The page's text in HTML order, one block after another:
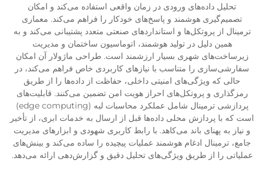
تحلیل داده‌های ورودی در زمان واقعی استفاده می‌کند و امکان
تصمیم‌گیری هوشمند و پاسخ‌های خودکار را فراهم می‌کند. معماری
ترمینال از پروتکل‌ها و استانداردهای صنعتی متعدد پشتیبانی می‌کند و به
همین دلیل در تولید هوشمند، اتوماسیون ساختمان و مدیریت
زیرساخت‌های شهری بسیار ارزشمند است. طراحی ماژولار آن امکان
سفارشی‌سازی را متناسب با نیازهای کاربردی خاص فراهم می‌کند، در
حالی که ویژگی‌های امنیتی داخلی، حفاظت از داده‌ها را از طریق
رمزگذاری و پروتکل‌های احراز هویت امن تضمین می‌کنند. قابلیت‌های
پردازشی ترمینال شامل عملکرد محاسبات لبه (edge computing)
است که با پردازش محلی داده‌ها قبل از ارسال به خدمات ابری، از تأخیر
و نیاز به پهنای باند می‌کاهد. با رابط کاربری شهودی و ابزارهای مدیریت
جامع، ترمینال ادغام هوشمند عملیات پیچیده را ساده می‌کند و بینش‌های
عملیاتی را از طریق ویژگی‌های تحلیل دقیق و گزارش‌دهی ارائه می‌دهد.